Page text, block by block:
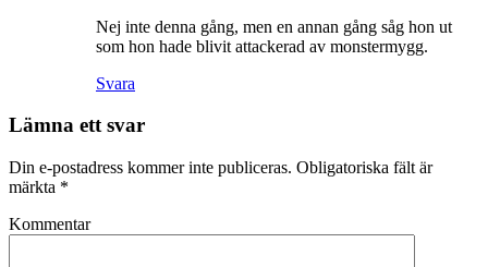
Nej inte denna gång, men en annan gång såg hon ut
som hon hade blivit attackerad av monstermygg.
Svara
Lämna ett svar
Din e-postadress kommer inte publiceras. Obligatoriska fält är
märkta *
Kommentar